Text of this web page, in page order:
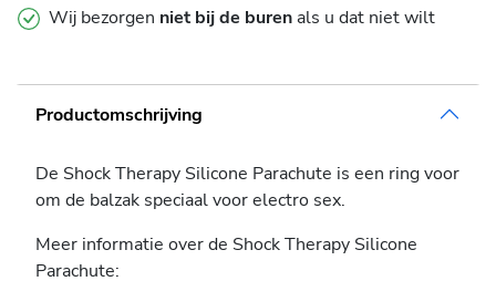
Wij bezorgen niet bij de burenals u dat niet wilt
Productomschrijving
De Shock Therapy Silicone Parachute is een ring voor
om de balzak speciaal voor electro sex.
Meer informatie over de Shock Therapy Silicone
Parachute: